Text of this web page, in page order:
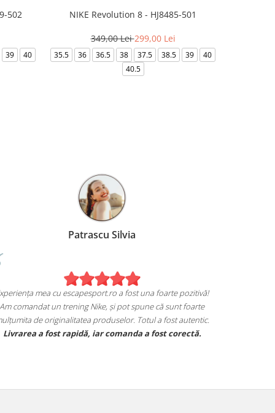
502
39 40
NIKE Revolution 8 - HJ8485-501
349,00 Lei299,00 Lei
35.5 36 36.5 38 37.5 38.5 39
40
40.5
mea de pe
și sunt extrem
se potrivesc.
Experiența mea cu escapesport.ro a fost una
Am comandat un trening Nike, și pot spune că
mulțumita de originalitatea produselor. Totul a
Livrarea a fost rapidă, iar comanda a